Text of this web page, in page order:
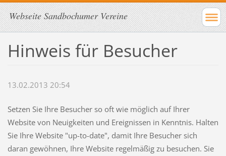
Webseite Sandbochumer Vereine
Hinweis für Besucher
13.02.2013 20:54
Setzen Sie Ihre Besucher so oft wie möglich auf Ihrer
Website von Neuigkeiten und Ereignissen in Kenntnis. Halten
Sie Ihre Website "up-to-date", damit Ihre Besucher sich
daran gewöhnen, Ihre Website regelmäßig zu besuchen. Sie